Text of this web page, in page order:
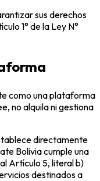
sus derechos
1° de la Ley N°
como una plataforma
no alquila ni gestiona
directamente
Bolivia cumple una
Artículo 5, literal b)
destinados a